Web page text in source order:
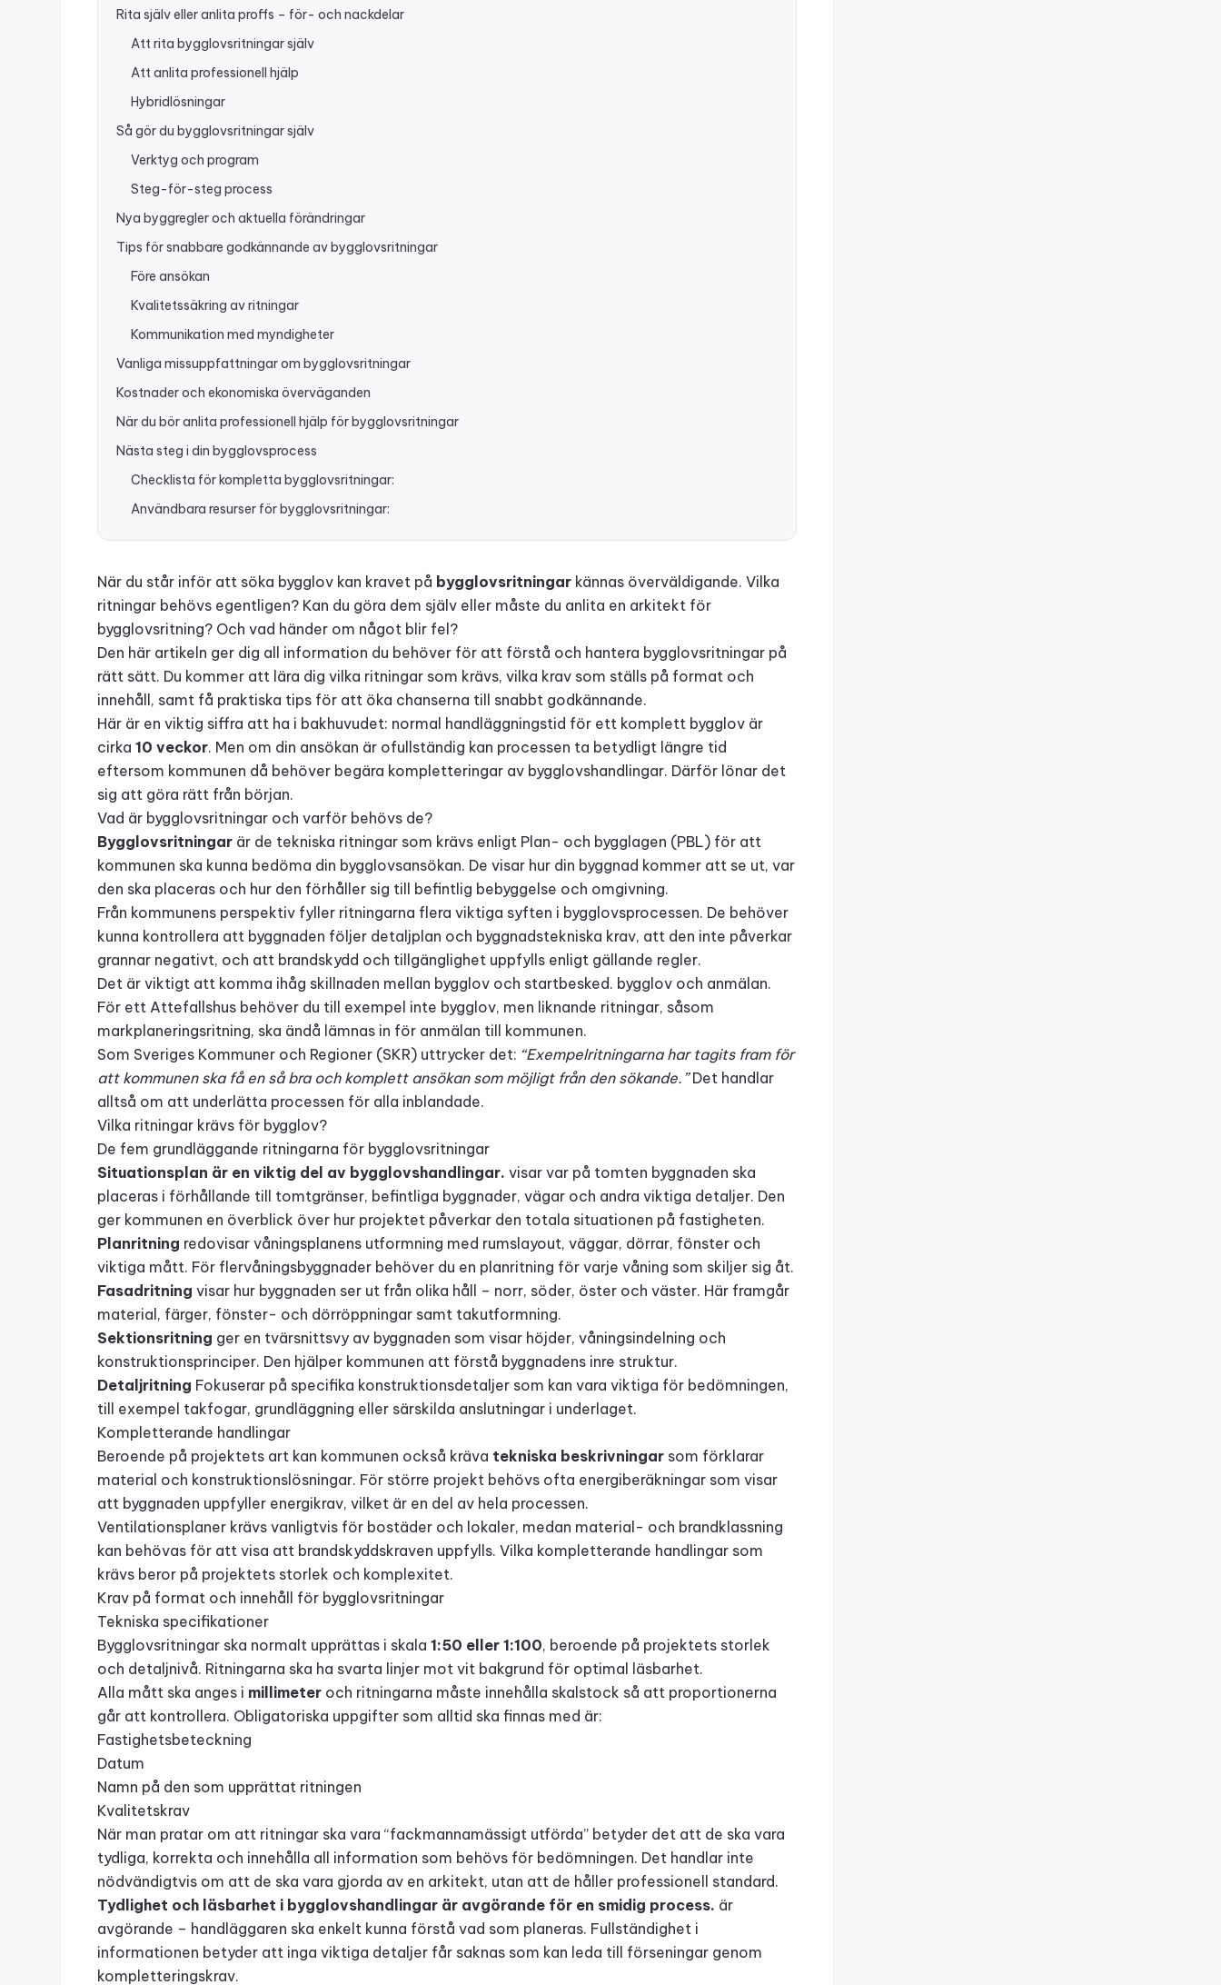
Rita själv eller anlita proffs – för- och nackdelar
Att rita bygglovsritningar själv
Att anlita professionell hjälp
Hybridlösningar
Så gör du bygglovsritningar själv
Verktyg och program
Steg-för-steg process
Nya byggregler och aktuella förändringar
Tips för snabbare godkännande av bygglovsritningar
Före ansökan
Kvalitetssäkring av ritningar
Kommunikation med myndigheter
Vanliga missuppfattningar om bygglovsritningar
Kostnader och ekonomiska överväganden
När du bör anlita professionell hjälp för bygglovsritningar
Nästa steg i din bygglovsprocess
Checklista för kompletta bygglovsritningar:
Användbara resurser för bygglovsritningar:
När du står inför att söka bygglov kan kravet på bygglovsritningar kännas överväldigande. Vilka
ritningar behövs egentligen? Kan du göra dem själv eller måste du anlita en arkitekt för
bygglovsritning? Och vad händer om något blir fel?
Den här artikeln ger dig all information du behöver för att förstå och hantera bygglovsritningar på
rätt sätt. Du kommer att lära dig vilka ritningar som krävs, vilka krav som ställs på format och
innehåll, samt få praktiska tips för att öka chanserna till snabbt godkännande.
Här är en viktig siffra att ha i bakhuvudet: normal handläggningstid för ett komplett bygglov är
cirka10 veckor. Men om din ansökan är ofullständig kan processen ta betydligt längre tid
eftersom kommunen då behöver begära kompletteringar av bygglovshandlingar. Därför lönar det
sig att göra rätt från början.
Vad är bygglovsritningar och varför behövs de?
Bygglovsritningar är de tekniska ritningar som krävs enligt Plan- och bygglagen (PBL) för att
kommunen ska kunna bedöma din bygglovsansökan. De visar hur din byggnad kommer att se ut, var
den ska placeras och hur den förhåller sig till befintlig bebyggelse och omgivning.
Från kommunens perspektiv fyller ritningarna flera viktiga syften i bygglovsprocessen. De behöver
kunna kontrollera att byggnaden följer detaljplan och byggnadstekniska krav, att den inte påverkar
grannar negativt, och att brandskydd och tillgänglighet uppfylls enligt gällande regler.
Det är viktigt att komma ihåg skillnaden mellan bygglov och startbesked. bygglov och anmälan.
För ettAttefallshus behöver du till exempel inte bygglov, men liknande ritningar, såsom
markplaneringsritning, ska ändå lämnas in för anmälan till kommunen.
Som Sveriges Kommuner och Regioner (SKR) uttrycker det: “Exempelritningarna har tagits fram för
att kommunen ska få en så bra och komplett ansökan som möjligt från den sökande.”Det handlar
alltså om att underlätta processen för alla inblandade.
Vilka ritningar krävs för bygglov?
De fem grundläggande ritningarna för bygglovsritningar
Situationsplan är en viktig del av bygglovshandlingar. visar var på tomten byggnaden ska
placeras i förhållande till tomtgränser, befintliga byggnader, vägar och andra viktiga detaljer. Den
ger kommunen en överblick över hur projektet påverkar den totala situationen på fastigheten.
Planritning redovisar våningsplanens utformning med rumslayout, väggar, dörrar, fönster och
viktiga mått. För flervåningsbyggnader behöver du en planritning för varje våning som skiljer sig åt.
Fasadritning visar hur byggnaden ser ut från olika håll – norr, söder, öster och väster. Här framgår
material, färger, fönster- och dörröppningar samt takutformning.
Sektionsritning ger en tvärsnittsvy av byggnaden som visar höjder, våningsindelning och
konstruktionsprinciper. Den hjälper kommunen att förstå byggnadens inre struktur.
Detaljritning Fokuserar på specifika konstruktionsdetaljer som kan vara viktiga för bedömningen,
till exempel takfogar, grundläggning eller särskilda anslutningar i underlaget.
Kompletterande handlingar
Beroende på projektets art kan kommunen också kräva tekniska beskrivningar som förklarar
material och konstruktionslösningar. För större projekt behövs ofta energiberäkningar som visar
att byggnaden uppfyller energikrav, vilket är en del av hela processen.
Ventilationsplaner krävs vanligtvis för bostäder och lokaler, medan material- och brandklassning
kan behövas för att visa att brandskyddskraven uppfylls. Vilka kompletterande handlingar som
krävs beror på projektets storlek och komplexitet.
Krav på format och innehåll för bygglovsritningar
Tekniska specifikationer
Bygglovsritningar ska normalt upprättas i skala1:50 eller 1:100, beroende på projektets storlek
och detaljnivå. Ritningarna ska ha svarta linjer mot vit bakgrund för optimal läsbarhet.
Alla mått ska anges i millimeter och ritningarna måste innehålla skalstock så att proportionerna
går att kontrollera. Obligatoriska uppgifter som alltid ska finnas med är:
Fastighetsbeteckning
Datum
Namn på den som upprättat ritningen
Kvalitetskrav
När man pratar om att ritningar ska vara “fackmannamässigt utförda” betyder det att de ska vara
tydliga, korrekta och innehålla all information som behövs för bedömningen. Det handlar inte
nödvändigtvis om att de ska vara gjorda av en arkitekt, utan att de håller professionell standard.
Tydlighet och läsbarhet i bygglovshandlingar är avgörande för en smidig process. är
avgörande – handläggaren ska enkelt kunna förstå vad som planeras. Fullständighet i
informationen betyder att inga viktiga detaljer får saknas som kan leda till förseningar genom
kompletteringskrav.